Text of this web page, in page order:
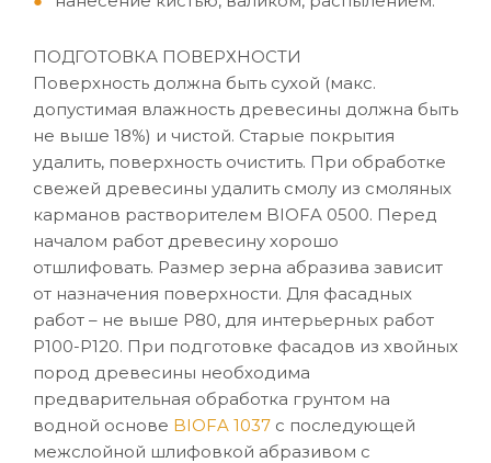
ПОДГОТОВКА ПОВЕРХНОСТИ
Поверхность должна быть сухой (макс.
допустимая влажность древесины должна быть
не выше 18%) и чистой. Старые покрытия
удалить, поверхность очистить. При обработке
свежей древесины удалить смолу из смоляных
карманов растворителем BIOFA 0500. Перед
началом работ древесину хорошо
отшлифовать. Размер зерна абразива зависит
от назначения поверхности. Для фасадных
работ – не выше P80, для интерьерных работ
P100-P120. При подготовке фасадов из хвойных
пород древесины необходима
предварительная обработка грунтом на
водной основе BIOFA 1037 с последующей
межслойной шлифовкой абразивом с